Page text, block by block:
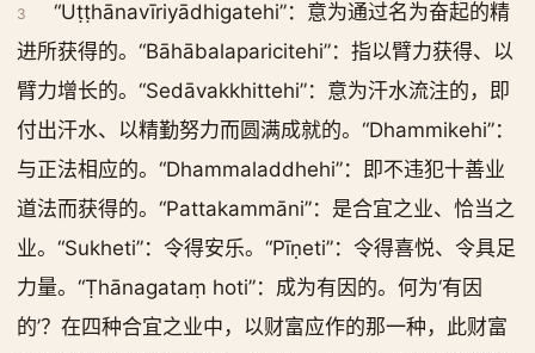
3
“Uṭṭhānavīriyādhigatehi”：意为通过名为奋起的精
进所获得的。“Bāhābalaparicitehi”：指以臂力获得、以
臂力增长的。“Sedāvakkhittehi”：意为汗水流注的，即
付出汗水、以精勤努力而圆满成就的。“Dhammikehi”：
与正法相应的。“Dhammaladdhehi”：即不违犯十善业
道法而获得的。“Pattakammāni”：是合宜之业、恰当之
业。“Sukheti”：令得安乐。“Pīṇeti”：令得喜悦、令具足
力量。“Ṭhānagataṃ hoti”：成为有因的。何为‘有因
的’？在四种合宜之业中，以财富应作的那一种，此财富